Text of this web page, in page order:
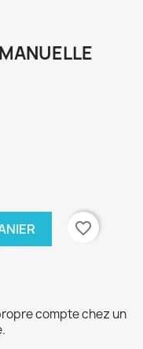
favorite_border
compte chez un